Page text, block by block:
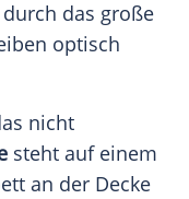
durch das große
optisch
nicht
steht auf einem
an der Decke